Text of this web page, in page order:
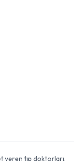
veren tıp doktorları,